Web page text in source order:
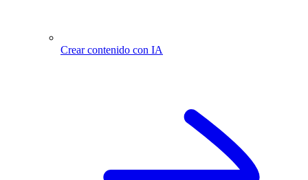
Crear contenido con IA